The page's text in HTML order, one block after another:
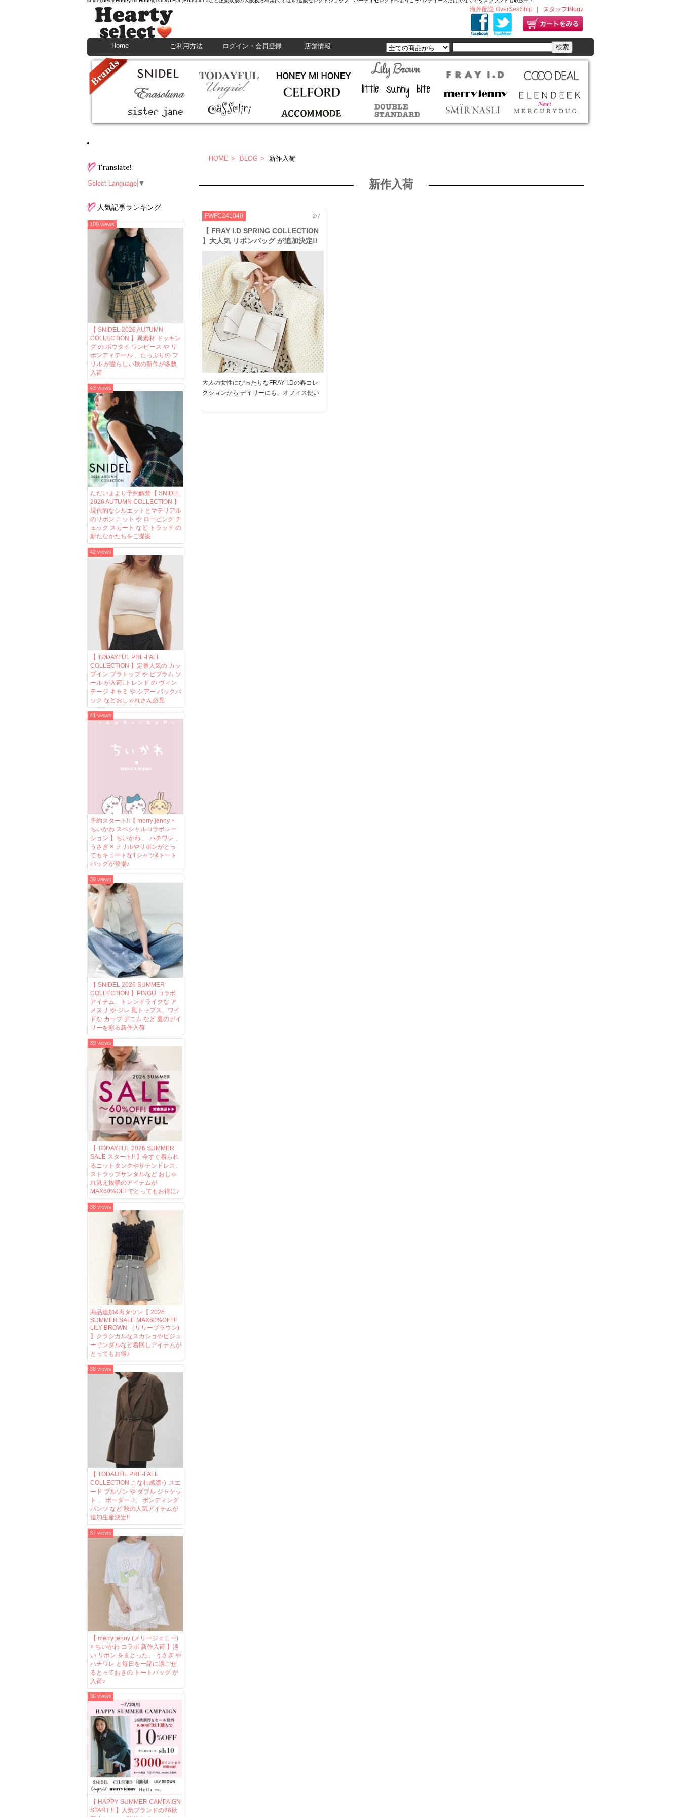
海外配送 OverSeaShip スタッフBlog♪
Home ご利用方法 ログイン・会員登録 店舗情報
Translate!
Select Language ▼
人気記事ランキング
【 SNIDEL 2026 AUTUMN
COLLECTION 】異素材 ドッキン
グ の ボウタイ ワンピース や リ
ボンディテール 、たっぷりの フ
リル が愛らしい秋の新作が多数
入荷
109 views
ただいまより予約解禁【 SNIDEL
2026 AUTUMN COLLECTION 】
現代的なシルエットとマテリアル
のリボン ニット や ロービング チ
ェック スカート など トラッド の
新たなかたちをご提案
43 views
【 TODAYFUL PRE-FALL
COLLECTION 】定番人気の カッ
プイン ブラトップ や ビブラム ソ
ール が入荷! トレンド の ヴィン
テージ キャミ や シアー バックパ
ック などおしゃれさん必見
42 views
予約スタート!!【 merry jenny ×
ちいかわ スペシャルコラボレー
ション 】ちいかわ 、 ハチワレ 、
うさぎ × フリルやリボンがとっ
てもキュートなTシャツ&トート
バッグが登場♪
41 views
【 SNIDEL 2026 SUMMER
COLLECTION 】PINGU コラボ
アイテム、トレンドライクな ア
メスリ や ジレ 風トップス、ワイ
ドな カーブ デニム など 夏のデイ
リーを彩る新作入荷
39 views
【 TODAYFUL 2026 SUMMER
SALE スタート!! 】今すぐ着られ
るニットタンクやサテンドレス、
ストラップサンダルなど おしゃ
れ見え抜群のアイテムが
MAX60%OFFでとってもお得に♪
39 views
商品追加&再ダウン【 2026
SUMMER SALE MAX60%OFF!!
LILY BROWN （リリーブラウン)
】クラシカルなスカショやビジュ
ーサンダルなど着回しアイテムが
とってもお得♪
38 views
【 TODAUFIL PRE-FALL
COLLECTION こなれ感漂う スエ
ード ブルゾン や ダブル ジャケッ
ト 、 ボーダー T、 ボンディング
パンツ など 秋の人気アイテムが
追加生産決定!!
38 views
【 merry jenny (メリージェニー)
× ちいかわ コラボ 新作入荷 】淡
い リボン をまとった、 うさぎ や
ハチワレ と毎日を一緒に過ごせ
るとっておきの トートバッグ が
入荷♪
37 views
【 HAPPY SUMMER CAMPAIGN
START !! 】人気ブランドの26秋
36 views
HOME BLOG 新作入荷
新作入荷
FWFC241040 2/7
【 FRAY I.D SPRING COLLECTION
】大人気 リボンバッグ が追加決定!!
サテンワンピやナロースカートなど
大人モードな新作も多数入荷
大人の女性にぴったりなFRAY I.Dの春コレ
クションから デイリーにも、オフィス使い
人気で即完売のリボンバッグもなんと追加決